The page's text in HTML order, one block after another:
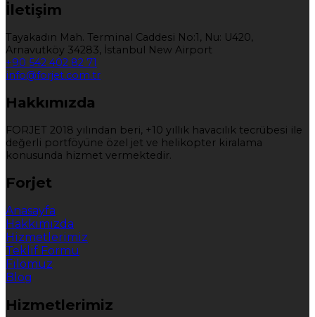
İletişim
Tayakadın Mah. Terminal Caddesi No:1, Nu: U420,
Arnavutköy 34283, İstanbul New Airport
+90 542 402 82 71
info@forjet.com.tr
Hakkımızda
FORJET 2018 yılından beri, +10 yıllık havacılık tecrübesi ile
değerli portföyüne özel jet ve helikopter kiralama
konusunda hizmet vermektedir.
Forjet
Anasayfa
Hakkımızda
Hizmetlerimiz
Teklif Formu
Filomuz
Blog
Hizmetlerimiz